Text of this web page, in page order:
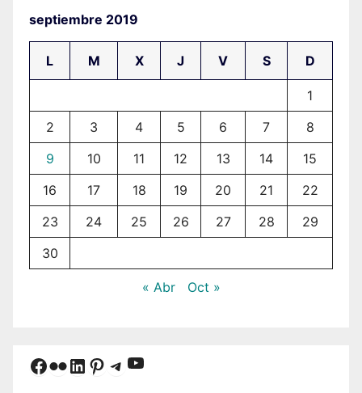
septiembre 2019
L M X J V S D
1
2
3 4 5 6 7
8
9
10 11 12 13 14
15
16
17 18 19 20 21
22
23
24 25 26 27 28
29
30
« Abr Oct »
Facebook
Flickr
LinkedIn
Pinterest
Telegram
YouTube